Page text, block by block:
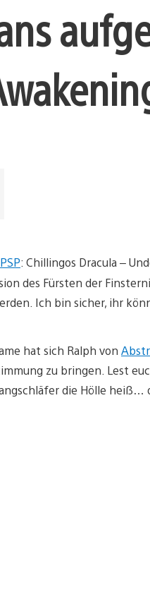
PSP: Chillingos Dracula –
des Fürsten der
Ich bin sicher, ihr
hat sich Ralph von
zu bringen. Lest
die Hölle heiß…